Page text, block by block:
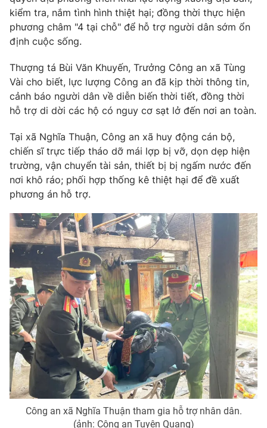
kiểm tra, nắm tình hình thiệt hại; đồng thời thực hiện
phương châm "4 tại chỗ" để hỗ trợ người dân sớm ổn
định cuộc sống.
Thượng tá Bùi Văn Khuyến, Trưởng Công an xã Tùng
Vài cho biết, lực lượng Công an đã kịp thời thông tin,
cảnh báo người dân về diễn biến thời tiết, đồng thời
hỗ trợ di dời các hộ có nguy cơ sạt lở đến nơi an toàn.
Tại xã Nghĩa Thuận, Công an xã huy động cán bộ,
chiến sĩ trực tiếp tháo dỡ mái lợp bị vỡ, dọn dẹp hiện
trường, vận chuyển tài sản, thiết bị bị ngấm nước đến
nơi khô ráo; phối hợp thống kê thiệt hại để đề xuất
phương án hỗ trợ.
Công an xã Nghĩa Thuận tham gia hỗ trợ nhân dân.
(ảnh: Công an Tuyên Quang)